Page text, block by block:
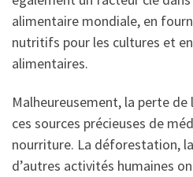
alimentaire mondiale, en
nutritifs pour les cultures et
alimentaires.
Malheureusement, la perte
ces sources précieuses de
nourriture. La déforestation,
d’autres activités humaines